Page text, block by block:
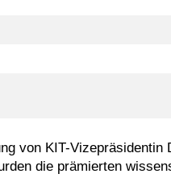
von KIT-
die prämierten